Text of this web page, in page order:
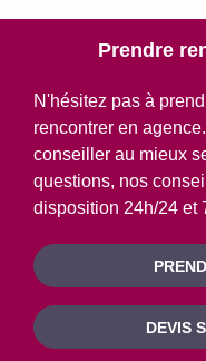
Prendre
N'hésitez pas à
rencontrer en
conseiller au mieux
questions, nos
disposition 24h/24 et
DEVIS